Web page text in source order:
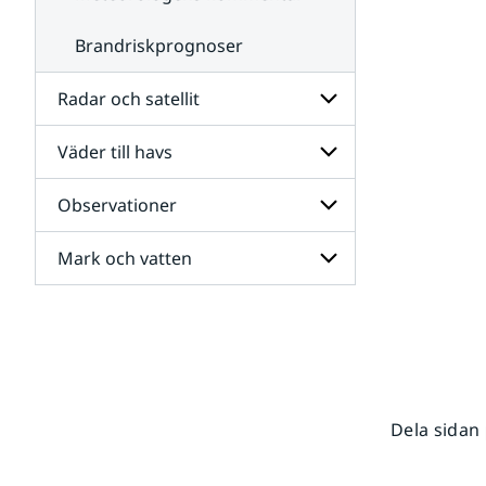
Brandriskprognoser
Radar och satellit
Undersidor
för
Radar
och
satellit
Väder till havs
Undersidor
för
Väder
till
havs
Observationer
Undersidor
för
Mark och vatten
Dela sidan